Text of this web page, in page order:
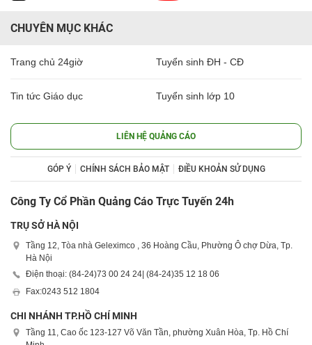
CHUYÊN MỤC KHÁC
Trang chủ 24giờ Tuyển sinh ĐH - CĐ
Tin tức Giáo dục Tuyển sinh lớp 10
LIÊN HỆ QUẢNG CÁO
GÓP Ý CHÍNH SÁCH BẢO MẬT ĐIỀU KHOẢN SỬ DỤNG
Công Ty Cổ Phần Quảng Cáo Trực Tuyến 24h
TRỤ SỞ HÀ NỘI
Tầng 12, Tòa nhà Geleximco , 36 Hoàng Cầu, Phường Ô chợ Dừa, Tp.
Hà Nội
Điện thoại: (84-24)73 00 24 24 | (84-24)35 12 18 06
Fax:0243 512 1804
CHI NHÁNH TP.HỒ CHÍ MINH
Tầng 11, Cao ốc 123-127 Võ Văn Tần, phường Xuân Hòa, Tp. Hồ Chí